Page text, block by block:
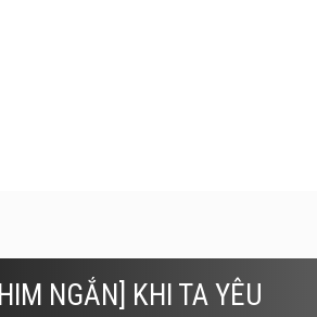
NGẮN] KHI TA YÊU